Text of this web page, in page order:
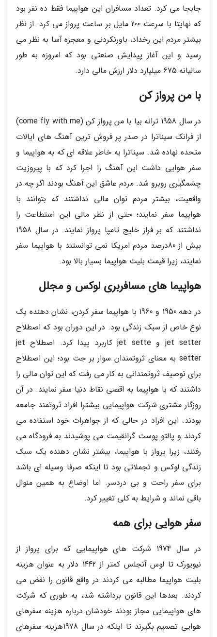
جابجا می کرد. تعداد مسافران این هواپیما فقط ده نفر بود
که نهایتا با سرعت 200 مایل بر ساعت پرواز می کرد. از نظر
بیشتر مردم این رخداد، باورنکردنی و معجزه آسا به نظر می
رسید و این آغاز پیدایش صنعتی بود که امروزه به طور
سالیانه 675 میلیارد دلار ارزش مالی دارد.
با من پرواز کن
در سال 1958 ترانه بیا با من پرواز کن (come fly with me)
از فرانک سیناترا در صدر پر فروش ترین آهنگ های ایالات
متحده نهاده شد. سیناترا به خاطر علاقه ای که به هواپیما و
سفر هوایی داشت این آهنگ را اجرا کرد که با پیروزیت
چشمگیری روبرو شد. مردم عاشق این آهنگ بودند اگر چه در
واقعیت، بیشتر مردم توان مالی نداشتند که بتوانند با
هواپیما سفر نمایند؛ حتی از نظر مالی این استطاعت را
نداشتند که بر فراز خلیج تامپا پرواز نمایند. در سال 1958
بیش از 80درصد مردم امریکا نمی توانستند با هواپیما سفر
نمایند، زیرا قیمت بلیت هواپیما بسیار بالا بود.
هواپیما های مسافربری لوکس و مجلل
در دهه 1950 و 1960 با هواپیما سفر کردن، نشان دهنده یک
نوع خاص از سبک زندگی بود. در این دوران بود که اصطلاح
jet setter و jet sette کاربرد پیدا کرد. اصطلاح jet
setter به معنای ثروتمندان سوار بر جت بود؛ این اصطلاح
برای توصیف ثروتمندانی به کار می رفت که این توان مالی را
داشتند که با هواپیما به اقصی نقاط دنیا سفر نمایند. در آن
روزگار مشتری شرکت هواپیمایی بیشترا افراد ثروتمند جامعه
بودند. این افراد در حالی که از جواهرات خود استفاده می
کردند و پالتو پوست گرانقیمت می پوشیدند به فرودگاه می
رفتند، زیرا پرواز با هواپیما، بیشتر نشان دهنده یک سبک
زندگی لوکس و تجملاتی بود تا اینکه صرفا وسیله ای باشد
برای سفر راحت و بی دردسر. اما اوضاع به همین منوال
باقی نماند و شرایط به کلی تغییر کرد.
سفر هوایی برای همه
در سال 1974 شرکت های هواپیمایی که برای پرواز از
نیویورک تا لوس آنجلس کمتر از 1442 دلار به عنوان هزینه
بلیت هواپیما مطالبه می کردند در واقع قانون را نقض می
کردند. بعدها این قانون برداشته شد، به طوری که شرکت
های هواپیمایی مجاز بودند خودشان درباره هزینه سفرهای
هوایی تصمیم بگیرند تا اینکه در سال 1978هزینه سفرهای